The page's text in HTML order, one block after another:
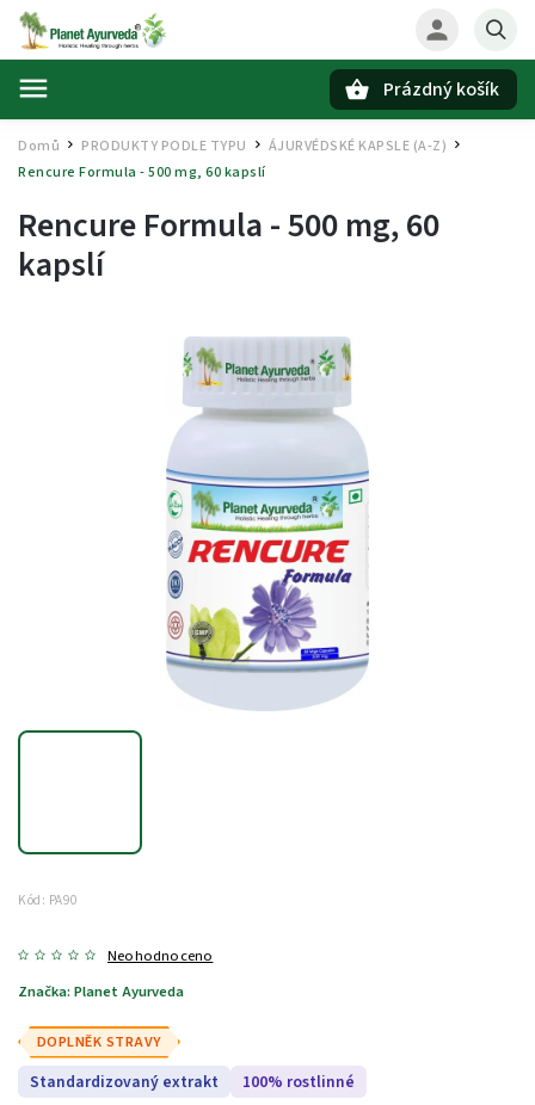
Prázdný košík
Domů / PRODUKTY PODLE TYPU ÁJURVÉDSKÉ KAPSLE (A-Z) /
Rencure Formula - 500 mg, 60 kapslí
Rencure Formula - 500 mg, 60
kapslí
Kód: PA90
Neohodnoceno
Značka: Planet Ayurveda
DOPLNĚK STRAVY
Standardizovaný extrakt 100% rostlinné